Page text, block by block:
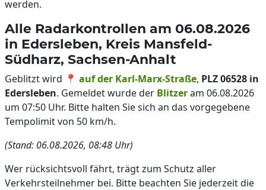
werden.
Alle Radarkontrollen am 06.08.2026
in Edersleben, Kreis Mansfeld-
Südharz, Sachsen-Anhalt
Geblitzt wird 📍 auf der Karl-Marx-Straße, PLZ 06528 in
Edersleben. Gemeldet wurde der Blitzeram 06.08.2026
um 07:50 Uhr. Bitte halten Sie sich an das vorgegebene
Tempolimit von 50 km/h.
(Stand: 06.08.2026, 08:48 Uhr)
Wer rücksichtsvoll fährt, trägt zum Schutz aller
Verkehrsteilnehmer bei. Bitte beachten Sie jederzeit die